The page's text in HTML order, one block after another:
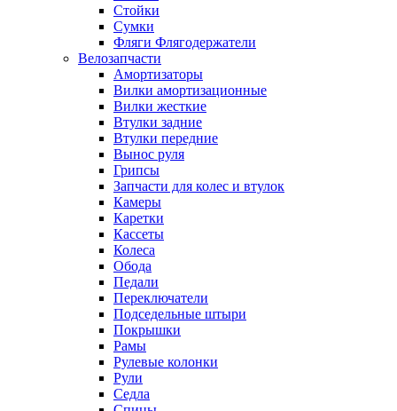
Стойки
Сумки
Фляги Флягодержатели
Велозапчасти
Амортизаторы
Вилки амортизационные
Вилки жесткие
Втулки задние
Втулки передние
Вынос руля
Грипсы
Запчасти для колес и втулок
Камеры
Каретки
Кассеты
Колеса
Обода
Педали
Переключатели
Подседельные штыри
Покрышки
Рамы
Рулевые колонки
Рули
Седла